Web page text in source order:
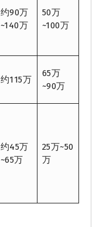
约90万
~140万
50万
~100万
约115万
65万
~90万
约45万
~65万
25万~50
万